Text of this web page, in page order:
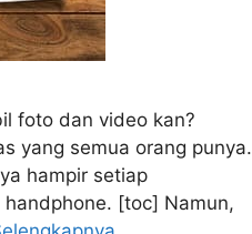
foto dan video kan?
yang semua orang punya.
hampir setiap
[toc] Namun,